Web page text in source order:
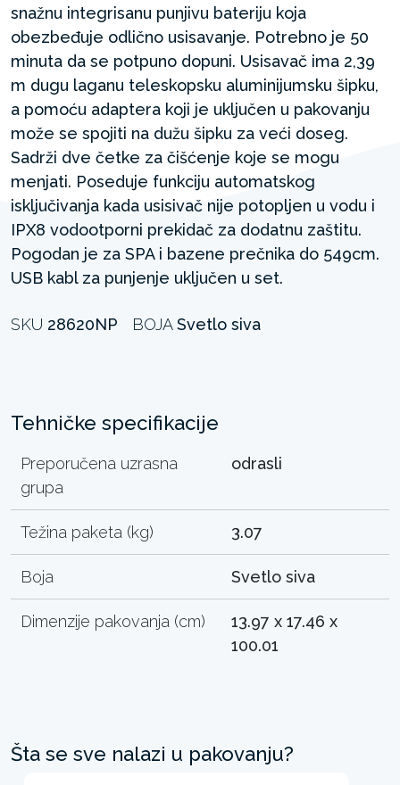
snažnu integrisanu punjivu bateriju koja
obezbeđuje odlično usisavanje. Potrebno je 50
minuta da se potpuno dopuni. Usisavač ima 2,39
m dugu laganu teleskopsku aluminijumsku šipku,
a pomoću adaptera koji je uključen u pakovanju
može se spojiti na dužu šipku za veći doseg.
Sadrži dve četke za čišćenje koje se mogu
menjati. Poseduje funkciju automatskog
isključivanja kada usisivač nije potopljen u vodu i
IPX8 vodootporni prekidač za dodatnu zaštitu.
Pogodan je za SPA i bazene prečnika do 549cm.
USB kabl za punjenje uključen u set.
SKU 28620NP BOJASvetlo siva
Tehničke specifikacije
Preporučena uzrasna
grupa
odrasli
Težina paketa (kg) 3.07
Boja Svetlo siva
Dimenzije pakovanja (cm)
13.97 x 17.46 x
100.01
Šta se sve nalazi u pakovanju?